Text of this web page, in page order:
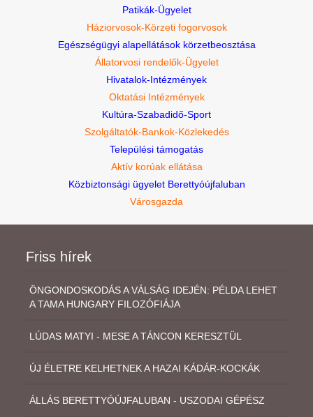
Patikák-Ügyelet
Háziorvosok-Körzeti fogorvosok
Egészségügyi alapellátások körzetbeosztása
Állatorvosi rendelők-Ügyelet
Hivatalok-Intézmények
Oktatási Intézmények
Kultúra-Szabadidő-Sport
Szolgáltatók-Bankok-Közlekedés
Települési támogatás
Aktív korúak ellátása
Közbiztonsági ügyelet Berettyóújfaluban
Városgazda
Friss hírek
ÖNGONDOSKODÁS A VÁLSÁG IDEJÉN: PÉLDA LEHET
A TAMA HUNGARY FILOZÓFIÁJA
LÚDAS MATYI - MESE A TÁNCON KERESZTÜL
ÚJ ÉLETRE KELHETNEK A HAZAI KÁDÁR-KOCKÁK
ÁLLÁS BERETTYÓÚJFALUBAN - USZODAI GÉPÉSZ